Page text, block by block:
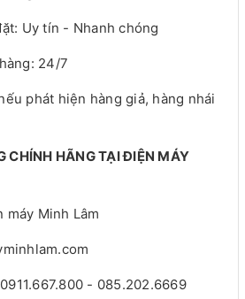
Uy tín - Nhanh chóng
24/7
phát hiện hàng giả, hàng nhái
CHÍNH HÃNG TẠI ĐIỆN MÁY
máy Minh Lâm
- 085.202.6669